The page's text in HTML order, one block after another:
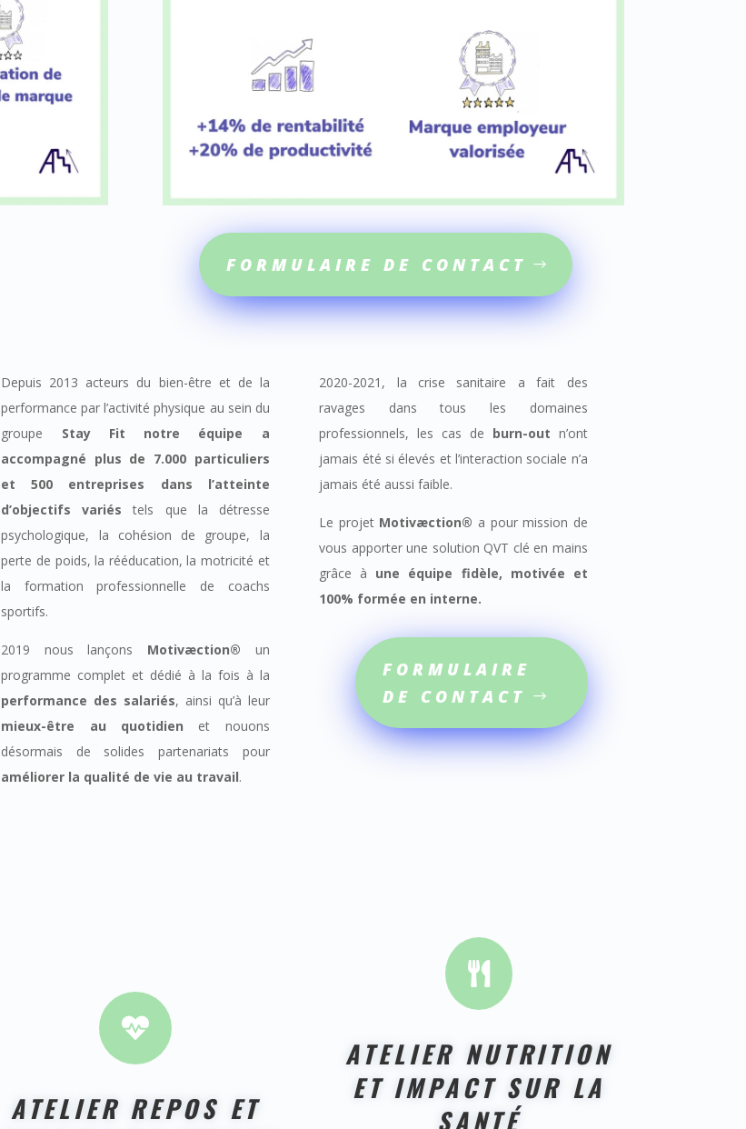
FORMULAIRE DE CONTACT
Depuis 2013 acteurs du bien-être et de la
performance par l’activité physique au sein du
groupe Stay Fit notre équipe a
accompagné plus de 7.000 particuliers
et 500 entreprises dans l’atteinte
d’objectifs variés tels que la détresse
psychologique, la cohésion de groupe, la
perte de poids, la rééducation, la motricité et
la formation professionnelle de coachs
sportifs.
2019 nous lançons Motivæction® un
programme complet et dédié à la fois à la
performance des salariés, ainsi qu’à leur
mieux-être au quotidien et nouons
désormais de solides partenariats pour
améliorer la qualité de vie au travail.
2020-2021, la crise sanitaire a fait des
ravages dans tous les domaines
professionnels, les cas de burn-out n’ont
jamais été si élevés et l’interaction sociale n’a
jamais été aussi faible.
Le projet Motivæction® a pour mission de
vous apporter une solution QVT clé en mains
grâce à une équipe fidèle, motivée et
100% formée en interne.
FORMULAIRE
DE CONTACT

ATELIER REPOS ET

ATELIER NUTRITION
ET IMPACT SUR LA
SANTÉ